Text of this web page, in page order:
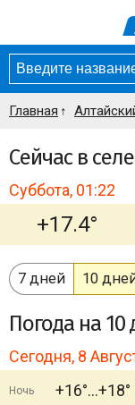
Главная
Сейчас в
Суббота, 01:22
+17.4°
7 дней 10
Погода на 10
Сегодня, 8
Ночь +16° +18°